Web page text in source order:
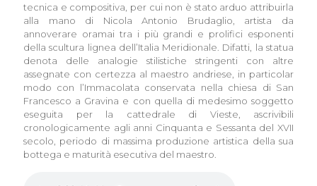
tecnica e compositiva, per cui non è stato arduo attribuirla
alla mano di Nicola Antonio Brudaglio, artista da
annoverare oramai tra i più grandi e prolifici esponenti
della scultura lignea dell’Italia Meridionale. Difatti, la statua
denota delle analogie stilistiche stringenti con altre
assegnate con certezza al maestro andriese, in particolar
modo con l’Immacolata conservata nella chiesa di San
Francesco a Gravina e con quella di medesimo soggetto
eseguita per la cattedrale di Vieste, ascrivibili
cronologicamente agli anni Cinquanta e Sessanta del XVII
secolo, periodo di massima produzione artistica della sua
bottega e maturità esecutiva del maestro.